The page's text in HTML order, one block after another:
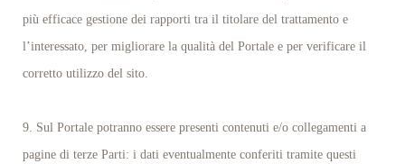
più efficace gestione dei rapporti tra il titolare del trattamento e
l’interessato, per migliorare la qualità del Portale e per verificare il
corretto utilizzo del sito.
9. Sul Portale potranno essere presenti contenuti e/o collegamenti a
pagine di terze Parti: i dati eventualmente conferiti tramite questi